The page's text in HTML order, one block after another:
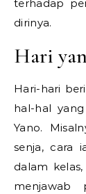
terhadap
dirinya.
Hari
Hari-hari
hal-hal
Yano.
senja, cara
dalam
menjawab